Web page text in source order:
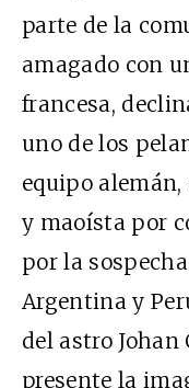
parte de la
amagado con
francesa,
uno de los
equipo
y maoísta por
por la
Argentina y
del astro Johan
presente la